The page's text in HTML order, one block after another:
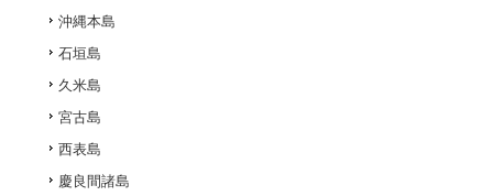
沖縄本島
石垣島
久米島
宮古島
西表島
慶良間諸島